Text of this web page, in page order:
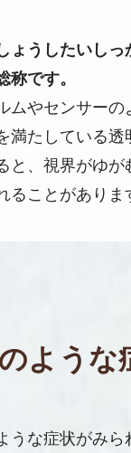
ょうしたいし
称です。
ムやセンサー
たしている透
と、視界がゆ
ことがありま
ような
な症状がみら